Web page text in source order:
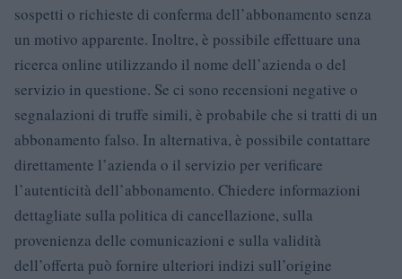
sospetti o richieste di conferma dell’abbonamento senza
un motivo apparente. Inoltre, è possibile effettuare una
ricerca online utilizzando il nome dell’azienda o del
servizio in questione. Se ci sono recensioni negative o
segnalazioni di truffe simili, è probabile che si tratti di un
abbonamento falso. In alternativa, è possibile contattare
direttamente l’azienda o il servizio per verificare
l’autenticità dell’abbonamento. Chiedere informazioni
dettagliate sulla politica di cancellazione, sulla
provenienza delle comunicazioni e sulla validità
dell’offerta può fornire ulteriori indizi sull’origine